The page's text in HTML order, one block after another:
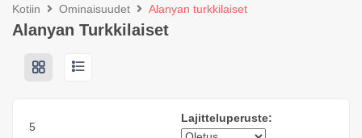
Kotiin Ominaisuudet Alanyan turkkilaiset
Alanyan Turkkilaiset
5
Lajitteluperuste: